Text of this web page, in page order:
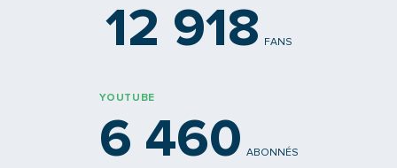
12 918 FANS
YOUTUBE
6 460 ABONNÉS